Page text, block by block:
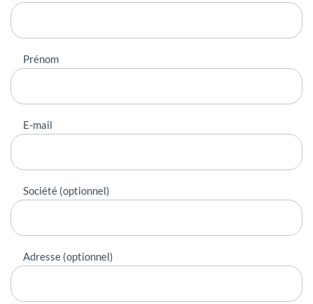
contacter
Prénom
E-mail
Société (optionnel)
Adresse (optionnel)